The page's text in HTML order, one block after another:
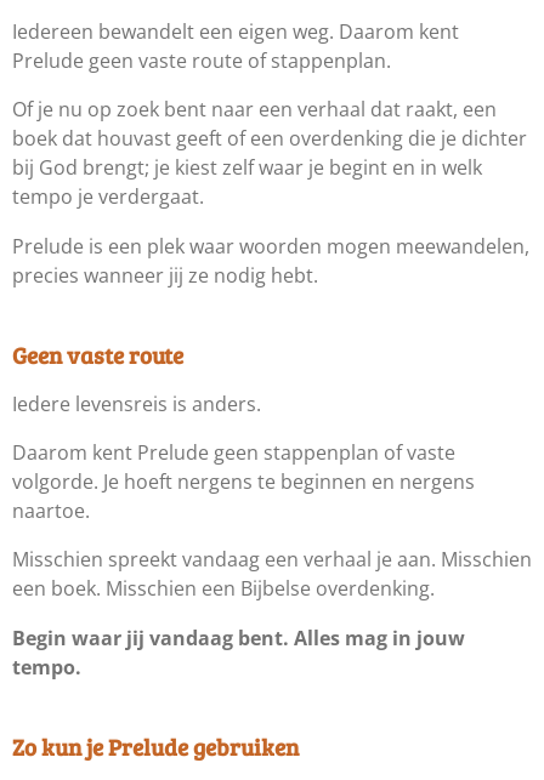
Iedereen bewandelt een eigen weg. Daarom kent
Prelude geen vaste route of stappenplan.
Of je nu op zoek bent naar een verhaal dat raakt, een
boek dat houvast geeft of een overdenking die je dichter
bij God brengt; je kiest zelf waar je begint en in welk
tempo je verdergaat.
Prelude is een plek waar woorden mogen meewandelen,
precies wanneer jij ze nodig hebt.
Geen vaste route
Iedere levensreis is anders.
Daarom kent Prelude geen stappenplan of vaste
volgorde. Je hoeft nergens te beginnen en nergens
naartoe.
Misschien spreekt vandaag een verhaal je aan. Misschien
een boek. Misschien een Bijbelse overdenking.
Begin waar jij vandaag bent. Alles mag in jouw
tempo.
Zo kun je Prelude gebruiken